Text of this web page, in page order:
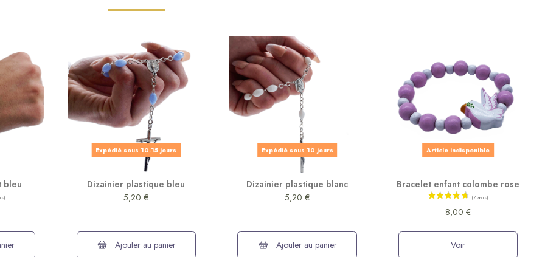
bleu
Expédié sous 10-15 jours
Dizainier plastique bleu
5,20 €
Ajouter au panier
Expédié sous 10 jours
Dizainier plastique blanc
5,20 €
Ajouter au panier
Article indisponible
Bracelet enfant colombe rose
8,00 €
Voir